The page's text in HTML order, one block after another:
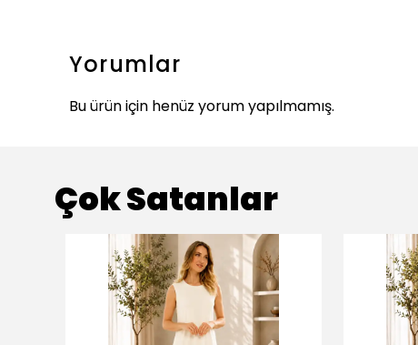
Yorumlar
Bu ürün için henüz yorum yapılmamış.
Çok Satanlar